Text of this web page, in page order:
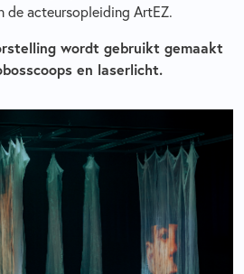
de acteursopleiding ArtEZ.
wordt gebruikt gemaakt
en laserlicht.